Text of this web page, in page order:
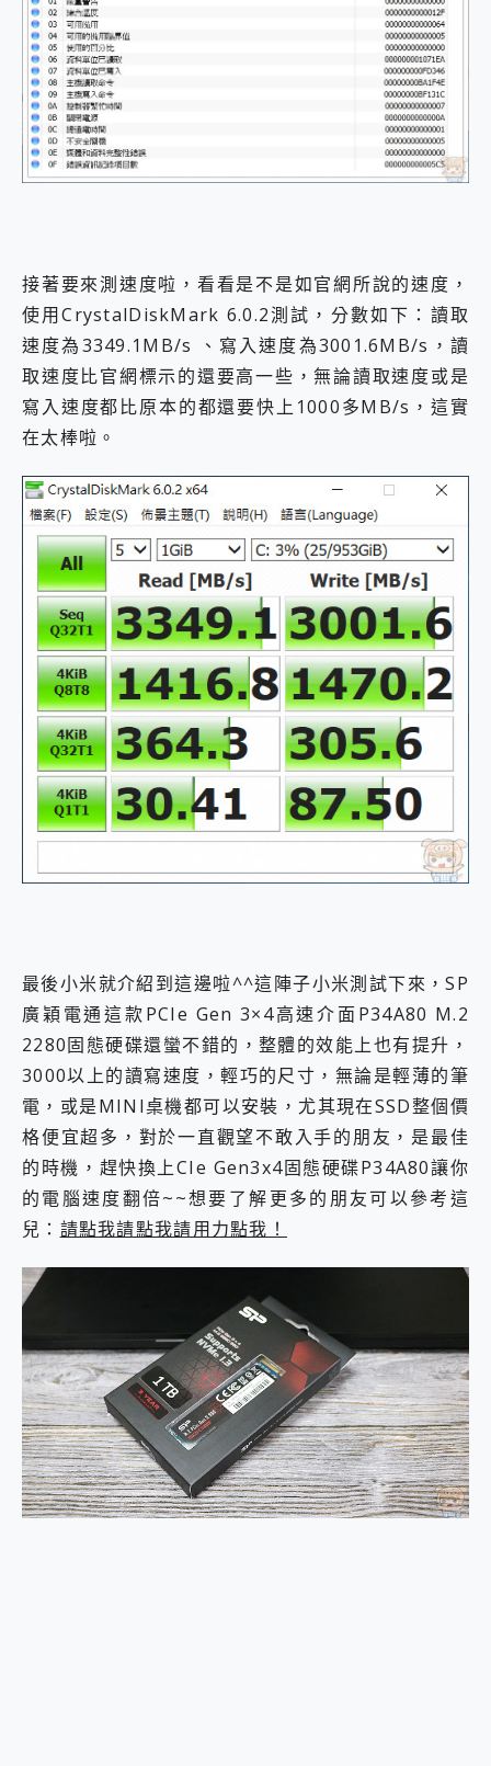
接著要來測速度啦，看看是不是如官網所說的速度，
使用CrystalDiskMark 6.0.2測試，分數如下：讀取
速度為3349.1MB/s 、寫入速度為3001.6MB/s，讀
取速度比官網標示的還要高一些，無論讀取速度或是
寫入速度都比原本的都還要快上1000多MB/s，這實
在太棒啦。
最後小米就介紹到這邊啦^^這陣子小米測試下來，SP
廣穎電通這款PCIe Gen 3×4高速介面P34A80 M.2
2280固態硬碟還蠻不錯的，整體的效能上也有提升，
3000以上的讀寫速度，輕巧的尺寸，無論是輕薄的筆
電，或是MINI桌機都可以安裝，尤其現在SSD整個價
格便宜超多，對於一直觀望不敢入手的朋友，是最佳
的時機，趕快換上CIe Gen3x4固態硬碟P34A80讓你
的電腦速度翻倍~~想要了解更多的朋友可以參考這
兒： 請點我請點我請用力點我！